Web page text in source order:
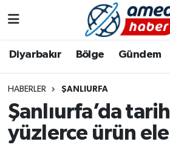
Diyarbakır Bölge Gündem
HABERLER ŞANLIURFA
Şanlıurfa’da
yüzlerce ürün
Bölge
Röportaj
Foto Galeri
Aile
Asayiş
Bilim & Teknoloji
Diyarbakır Hava Durumu
Diyarbakır Namaz Vakitleri
Diyarbakır Trafik Yoğunluk